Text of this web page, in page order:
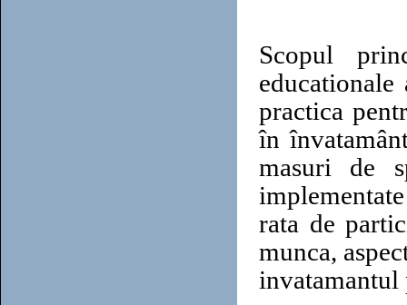
Scopul
practica
în
masuri de
rata de
munca,
invatamantul